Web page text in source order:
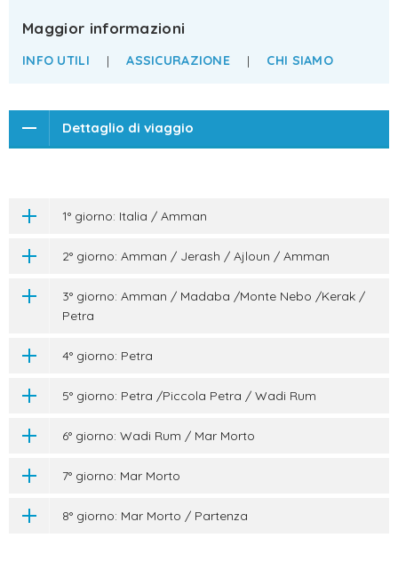
Maggior informazioni
INFO UTILI | ASSICURAZIONE | CHI SIAMO
Dettaglio di viaggio
1° giorno: Italia / Amman
2° giorno: Amman / Jerash / Ajloun / Amman
3° giorno: Amman / Madaba /Monte Nebo /Kerak /
Petra
4° giorno: Petra
5° giorno: Petra /Piccola Petra / Wadi Rum
6° giorno: Wadi Rum / Mar Morto
7° giorno: Mar Morto
8° giorno: Mar Morto / Partenza